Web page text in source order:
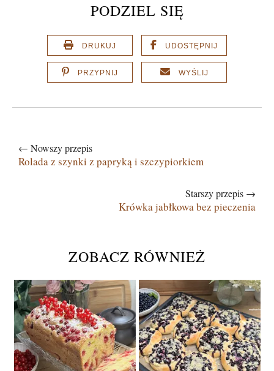
PODZIEL SIĘ
DRUKUJ UDOSTĘPNIJ
PRZYPNIJ WYŚLIJ
← Nowszy przepis
Rolada z szynki z papryką i szczypiorkiem
Starszy przepis →
Krówka jabłkowa bez pieczenia
ZOBACZ RÓWNIEŻ